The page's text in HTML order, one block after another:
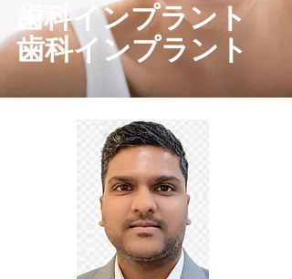
歯科インプラント
歯科インプラント